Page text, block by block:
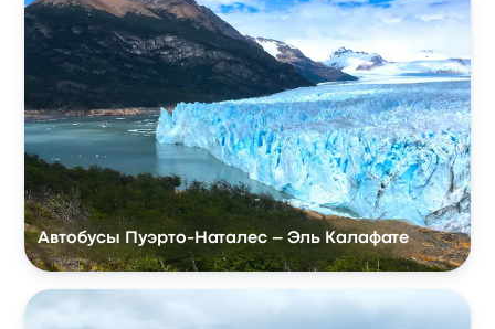
Автобусы Пуэрто-Наталес – Эль Калафате